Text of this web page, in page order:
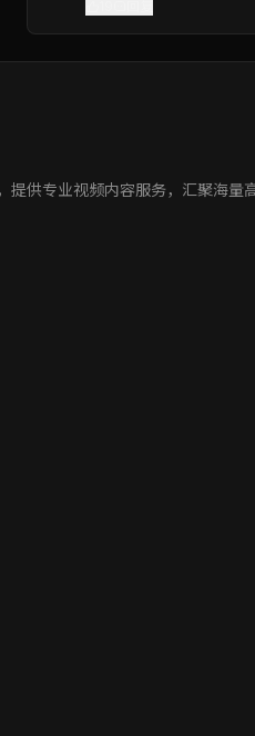
供专业视频内容服务，汇聚海量